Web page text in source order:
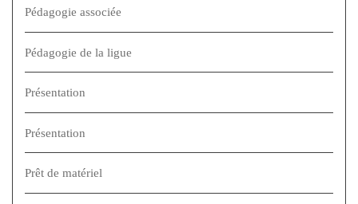
Pédagogie associée
Pédagogie de la ligue
Présentation
Présentation
Prêt de matériel